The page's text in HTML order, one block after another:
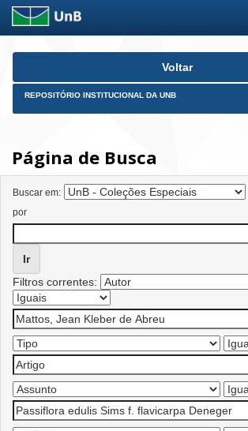
Skip
Voltar
REPOSITÓRIO INSTITUCIONAL DA UNB
Página de Busca
Buscar em:
por
Filtros correntes: